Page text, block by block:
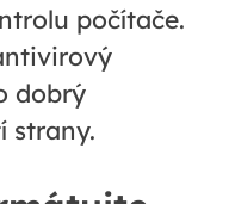
počítače.
dobrý
strany.